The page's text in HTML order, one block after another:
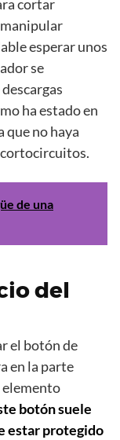
cortar
esperar unos
se
ha estado en
que no haya
cortocircuitos.
de una
del
el botón de
en la parte
elemento
botón suele
estar protegido